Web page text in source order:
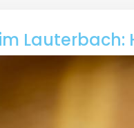
Lauterbach: